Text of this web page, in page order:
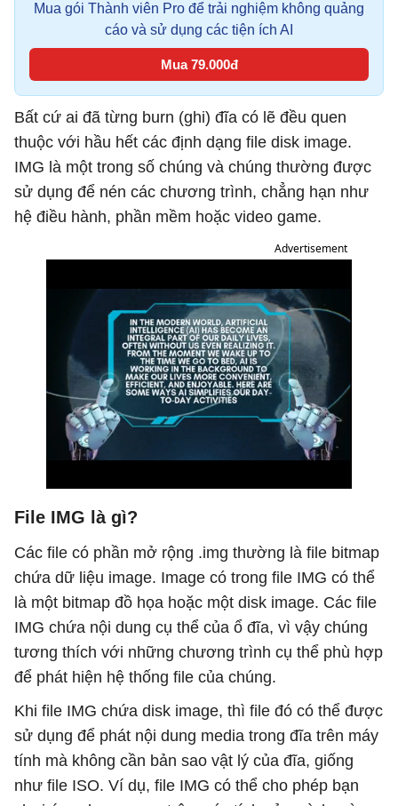
Mua gói Thành viên Pro để trải nghiệm không quảng
cáo và sử dụng các tiện ích AI
Mua 79.000đ
Bất cứ ai đã từng burn (ghi) đĩa có lẽ đều quen
thuộc với hầu hết các định dạng file disk image.
IMG là một trong số chúng và chúng thường được
sử dụng để nén các chương trình, chẳng hạn như
hệ điều hành, phần mềm hoặc video game.
Advertisement
File IMG là gì?
Các file có phần mở rộng .img thường là file bitmap
chứa dữ liệu image. Image có trong file IMG có thể
là một bitmap đồ họa hoặc một disk image. Các file
IMG chứa nội dung cụ thể của ổ đĩa, vì vậy chúng
tương thích với những chương trình cụ thể phù hợp
để phát hiện hệ thống file của chúng.
Khi file IMG chứa disk image, thì file đó có thể được
sử dụng để phát nội dung media trong đĩa trên máy
tính mà không cần bản sao vật lý của đĩa, giống
như file ISO. Ví dụ, file IMG có thể cho phép bạn